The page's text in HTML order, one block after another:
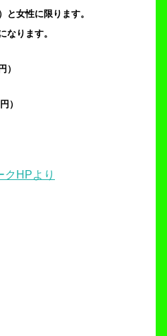
女性に限ります。
ります。
）
クHPより